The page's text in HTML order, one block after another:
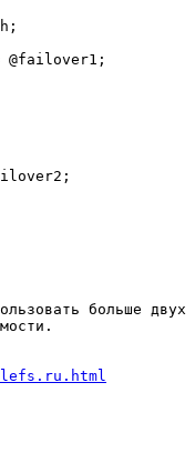
@failover1;
больше